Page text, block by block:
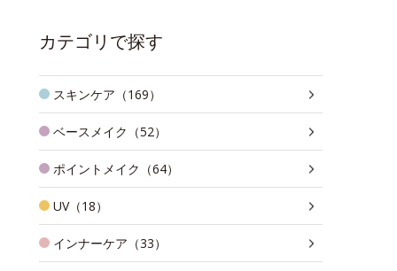
カテゴリで探す
スキンケア（169）
ベースメイク（52）
ポイントメイク（64）
UV（18）
インナーケア（33）